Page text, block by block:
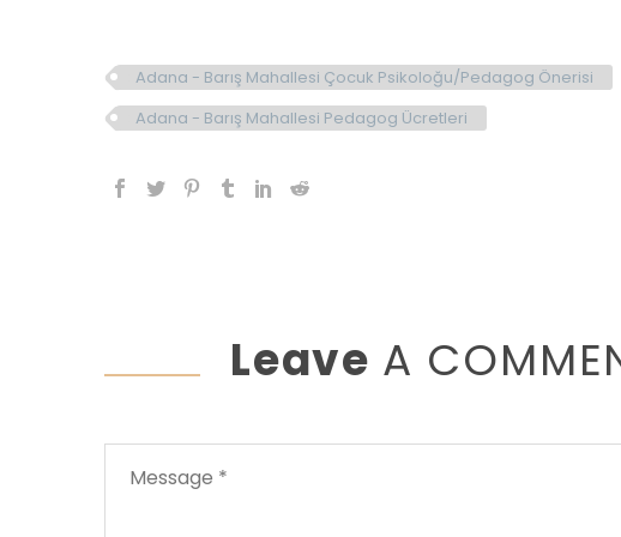
Adana - Barış Mahallesi Çocuk Psikoloğu/Pedagog Önerisi
Adana - Barış Mahallesi Pedagog Ücretleri
Leave A